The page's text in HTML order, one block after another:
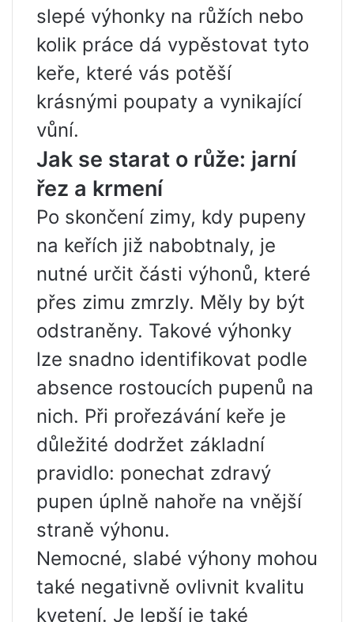
slepé výhonky na růžích nebo
kolik práce dá vypěstovat tyto
keře, které vás potěší
krásnými poupaty a vynikající
vůní.
Jak se starat o růže: jarní
řez a krmení
Po skončení zimy, kdy pupeny
na keřích již nabobtnaly, je
nutné určit části výhonů, které
přes zimu zmrzly. Měly by být
odstraněny. Takové výhonky
lze snadno identifikovat podle
absence rostoucích pupenů na
nich. Při prořezávání keře je
důležité dodržet základní
pravidlo: ponechat zdravý
pupen úplně nahoře na vnější
straně výhonu.
Nemocné, slabé výhony mohou
také negativně ovlivnit kvalitu
kvetení. Je lepší je také